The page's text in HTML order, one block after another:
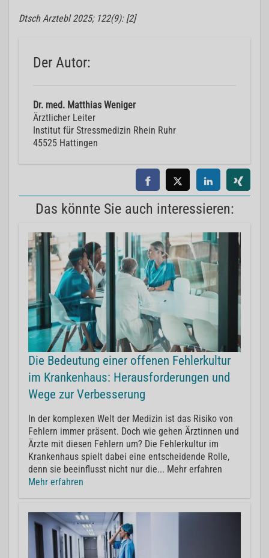
Dtsch Arztebl 2025; 122(9): [2]
Der Autor:
Dr. med. Matthias Weniger
Ärztlicher Leiter
Institut für Stressmedizin Rhein Ruhr
45525 Hattingen
Das könnte Sie auch interessieren:
Die Bedeutung einer offenen Fehlerkultur
im Krankenhaus: Herausforderungen und
Wege zur Verbesserung
In der komplexen Welt der Medizin ist das Risiko von
Fehlern immer präsent. Doch wie gehen Ärztinnen und
Ärzte mit diesen Fehlern um? Die Fehlerkultur im
Krankenhaus spielt dabei eine entscheidende Rolle,
denn sie beeinflusst nicht nur die... Mehr erfahren
Mehr erfahren